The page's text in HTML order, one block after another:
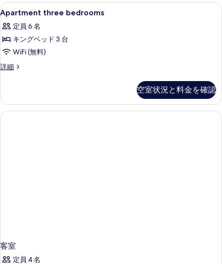
示
す
る
with
Thousand
Flowers)
の
す
べ
の
写
ド
ル
ー
ム
with
Thousand
Flowers)
細
Apartment
three
bedrooms
の
す
べ
写
真
高級寝具、ミニバー、セーフティボ
8
Apartment three bedrooms
定員 6 名
キングベッド 3 台
WiFi (無料)
詳細
Apartment
詳
細
空室状況と料金を確認
客室
定員 4 名